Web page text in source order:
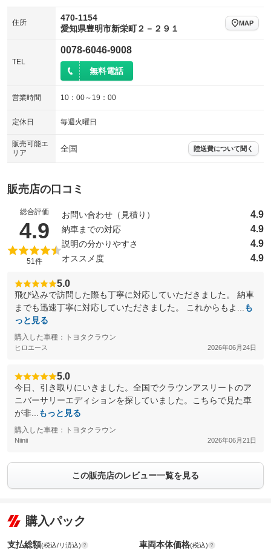
住所
470-1154
愛知県豊明市新栄町２－２９１
MAP
TEL
0078-6046-9008
無料電話
営業時間 10：00～19：00
定休日 毎週火曜日
販売可能エ
リア
全国 陸送費について聞く
販売店の口コミ
総合評価
4.9 （5点満点中）
51件
お問い合わせ（見積り） 4.9
納車までの対応 4.9
説明の分かりやすさ 4.9
オススメ度 4.9
5.0
飛び込みで訪問した際も丁寧に対応していただきました。 納車
までも迅速丁寧に対応していただきました。 これからもよ...
も
っと見る
購入した車種：トヨタクラウン
ヒロエース 2026年06月24日
5.0
今日、引き取りにいきました。全国でクラウンアスリートのア
ニバーサリーエディションを探していました。こちらで見た車
が非...
もっと見る
購入した車種：トヨタクラウン
Niinii 2026年06月21日
この販売店のレビュー一覧を見る
購入パック
支払総額(税込/リ済込) 車両本体価格(税込)